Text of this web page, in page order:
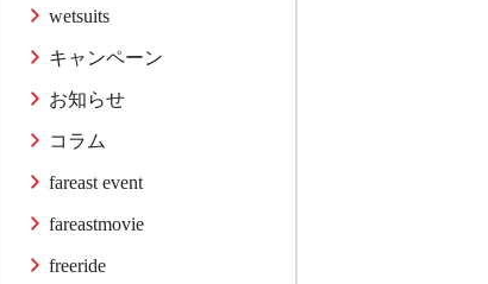
wetsuits
キャンペーン
お知らせ
コラム
fareast event
fareastmovie
freeride